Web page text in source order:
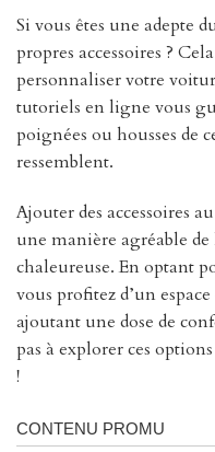
Si vous êtes une adepte
propres accessoires ?
personnaliser votre
tutoriels en ligne vous
poignées ou housses de
ressemblent.
Ajouter des accessoires
une manière agréable
chaleureuse. En optant
vous profitez d’un
ajoutant une dose de
pas à explorer ces
!